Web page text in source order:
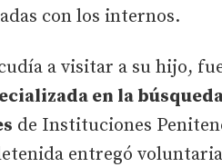
con los internos.
a visitar a su hijo,
en la
de Instituciones
entregó